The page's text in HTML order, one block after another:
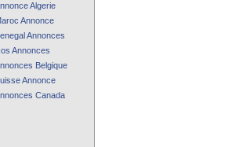
Algerie
Annonce
Annonces
Annonces
Belgique
Annonce
Canada